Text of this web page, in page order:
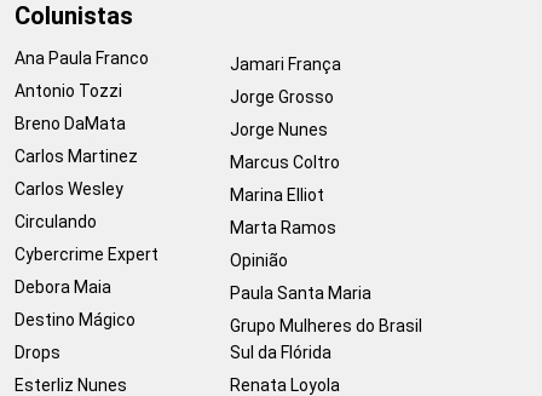
Colunistas
Ana Paula Franco
Antonio Tozzi
Breno DaMata
Carlos Martinez
Carlos Wesley
Circulando
Cybercrime Expert
Debora Maia
Destino Mágico
Drops
Esterliz Nunes
Jamari França
Jorge Grosso
Jorge Nunes
Marcus Coltro
Marina Elliot
Marta Ramos
Opinião
Paula Santa Maria
Grupo Mulheres do Brasil
Sul da Flórida
Renata Loyola